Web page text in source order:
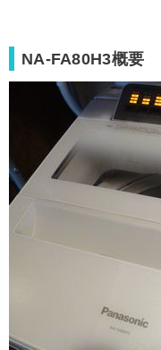
NA-FA80H3概要